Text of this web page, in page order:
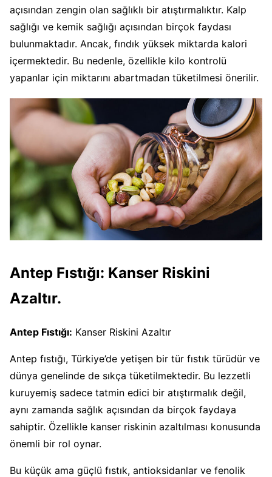
açısından zengin olan sağlıklı bir atıştırmalıktır. Kalp
sağlığı ve kemik sağlığı açısından birçok faydası
bulunmaktadır. Ancak, fındık yüksek miktarda kalori
içermektedir. Bu nedenle, özellikle kilo kontrolü
yapanlar için miktarını abartmadan tüketilmesi önerilir.
Antep Fıstığı: Kanser Riskini
Azaltır.
Antep Fıstığı: Kanser Riskini Azaltır
Antep fıstığı, Türkiye’de yetişen bir tür fıstık türüdür ve
dünya genelinde de sıkça tüketilmektedir. Bu lezzetli
kuruyemiş sadece tatmin edici bir atıştırmalık değil,
aynı zamanda sağlık açısından da birçok faydaya
sahiptir. Özellikle kanser riskinin azaltılması konusunda
önemli bir rol oynar.
Bu küçük ama güçlü fıstık, antioksidanlar ve fenolik